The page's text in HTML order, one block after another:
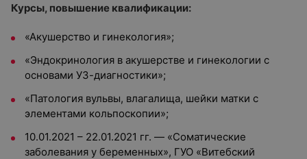
Курсы, повышение квалификации:
«Акушерство и гинекология»;
«Эндокринология в акушерстве и гинекологии с
основами УЗ-диагностики»;
«Патология вульвы, влагалища, шейки матки с
элементами кольпоскопии»;
10.01.2021 – 22.01.2021 гг. — «Соматические
заболевания у беременных», ГУО «Витебский